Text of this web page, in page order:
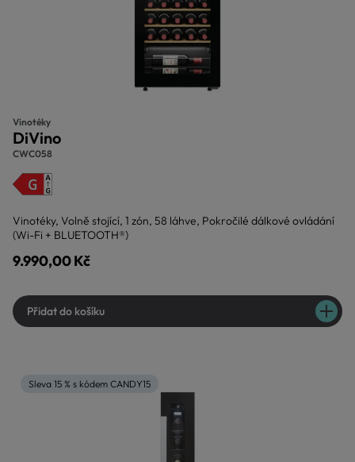
Vinotéky
DiVino
CWC058
Vinotéky, Volně stojící, 1 zón, 58 láhve, Pokročilé dálkové ovládání
(Wi-Fi + BLUETOOTH®)
9.990,00 Kč
Přidat do košíku
Sleva 15 % s kódem CANDY15